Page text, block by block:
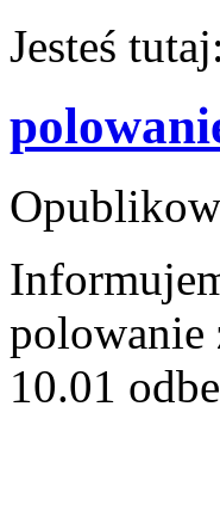
Jesteś tutaj:
polowanie
10.01